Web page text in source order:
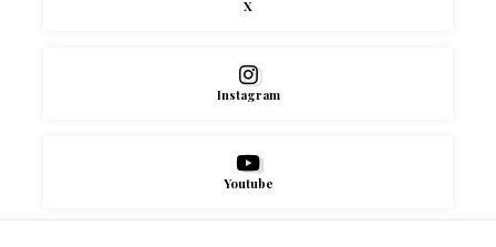
X
Instagram
Youtube